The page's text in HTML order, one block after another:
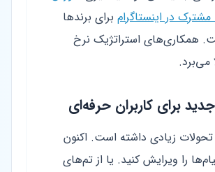
در اینستاگرام برای برندها
همکاری‌های استراتژیک نرخ
می‌برد.
برای کاربران حرفه‌ای
تحولات زیادی داشته است. اکنون
را ویرایش کنید. یا از تم‌های